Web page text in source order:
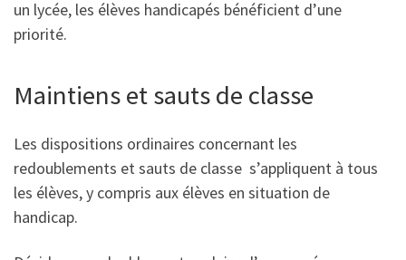
un lycée, les élèves handicapés bénéficient d’une
priorité.
Maintiens et sauts de classe
Les dispositions ordinaires concernant les
redoublements et sauts de classe s’appliquent à tous
les élèves, y compris aux élèves en situation de
handicap.